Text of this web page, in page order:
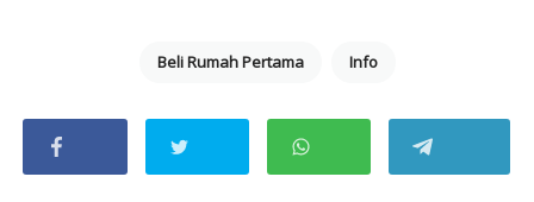
Beli Rumah Pertama Info